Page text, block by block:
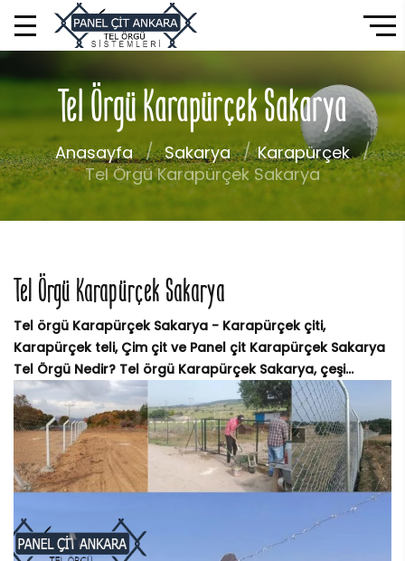
Tel Örgü Karapürçek Sakarya
Anasayfa Sakarya
Karapürçek
Tel Örgü Karapürçek Sakarya
Tel Örgü Karapürçek Sakarya
Tel örgü Karapürçek Sakarya - Karapürçek çiti,
Karapürçek teli, Çim çit ve Panel çit Karapürçek Sakarya
Tel Örgü Nedir? Tel örgü Karapürçek Sakarya, çeşi...